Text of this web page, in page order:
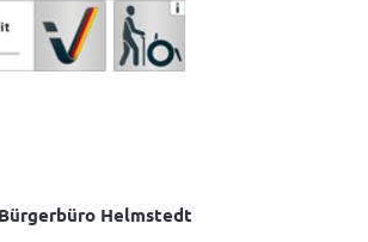
Helmstedt